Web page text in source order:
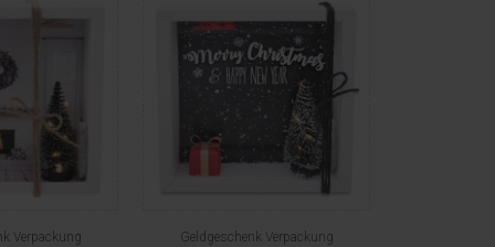
Verpackung
Geldgeschenk Verpackung